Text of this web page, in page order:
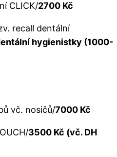
CLICK/2700 Kč
recall dentální
hygienistky (1000-
vč. nosičů/7000 Kč
3500 Kč (vč. DH